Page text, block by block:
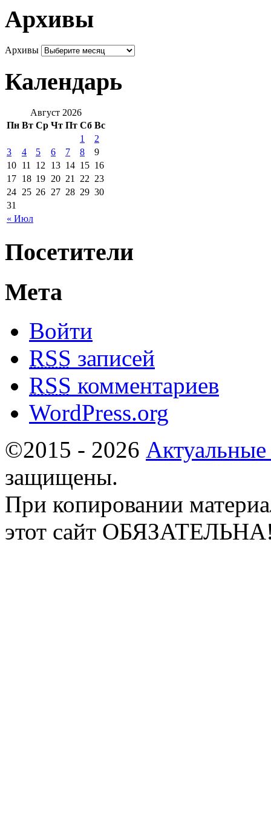
Архивы
Архивы
Календарь
Август 2026
Пн Вт Ср Чт Пт Сб Вс
« Июл
1
2
3
4 5 6 7 8
9
10 11 12 13 14 15 16
17 18 19 20 21 22 23
24 25 26 27 28 29 30
31
Посетители
Мета
Войти
RSS записей
RSS комментариев
WordPress.org
©2015 - 2026
защищены.
При копировании
этот сайт